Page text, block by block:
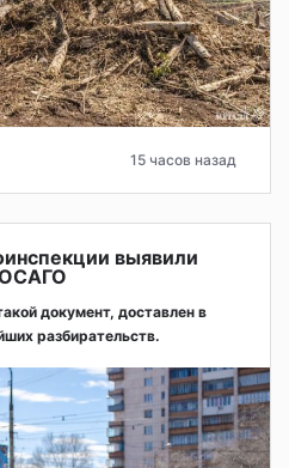
15 часов назад
выявили
документ, доставлен в
разбирательств.